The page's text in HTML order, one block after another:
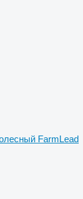
FarmLead